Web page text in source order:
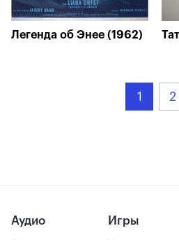
Легенда об Энее (1962)
1 2
Аудио Игры